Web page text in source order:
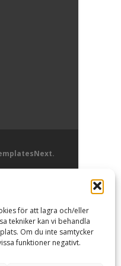
för att lagra och/eller
tekniker kan vi behandla
Om du inte samtycker
funktioner negativt.